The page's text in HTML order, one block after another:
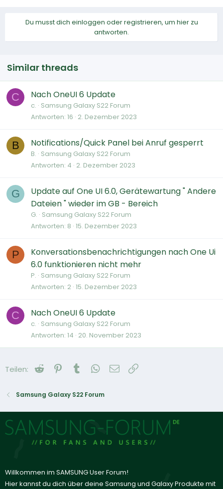
Du musst dich einloggen oder registrieren, um hier zu
antworten.
Similar threads
C Nach OneUI 6 Update
c. Samsung Galaxy S22 Forum
Antworten 16 2. Dezember 2023
B Notifications/Quick Panel bei Anruf gesperrt
B. Samsung Galaxy S22 Forum
Antworten 4 2. Dezember 2023
G
Update auf One UI 6.0, Gerätewartung " Andere
Dateien " wieder im GB - Bereich
G. Samsung Galaxy S22 Forum
Antworten 8 15. Dezember 2023
P
Konversationsbenachrichtigungen nach One Ui
6.0 funktionieren nicht mehr
P. Samsung Galaxy S22 Forum
Antworten 2 15. Dezember 2023
C Nach OneUI 6 Update
c. Samsung Galaxy S22 Forum
Antworten 14 20. November 2023
Teilen: Reddit Pinterest
Tumblr WhatsApp
E-Mail
Samsung Galaxy S22 Forum
Willkommen im SAMSUNG User Forum!
Hier kannst du dich über deine Samsung und Galaxy Produkte mit